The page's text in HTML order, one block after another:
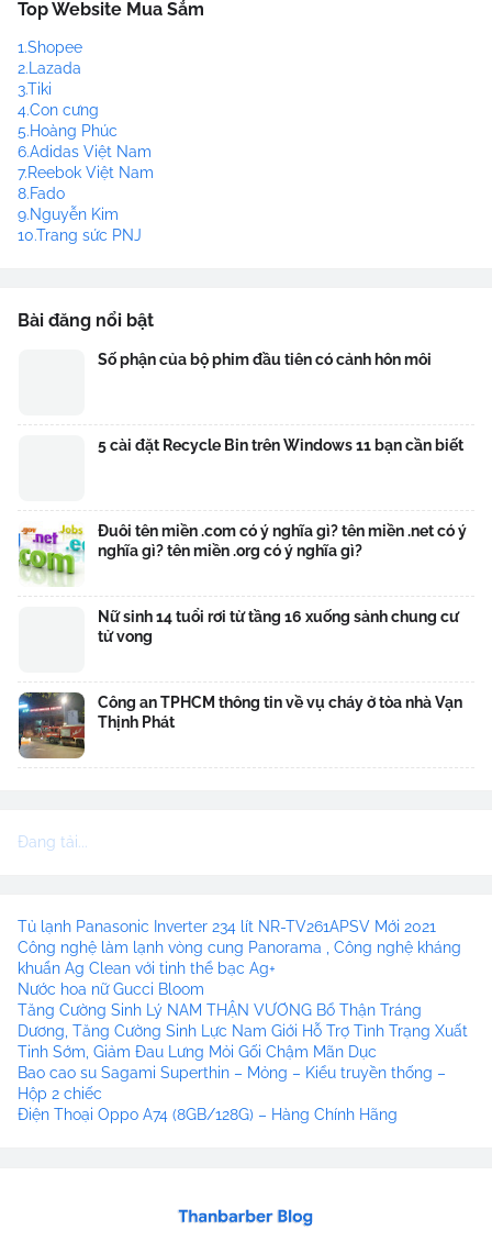
Top Website Mua Sắm
1.Shopee
2.Lazada
3.Tiki
4.Con cưng
5.Hoàng Phúc
6.Adidas Việt Nam
7.Reebok Việt Nam
8.Fado
9.Nguyễn Kim
10.Trang sức PNJ
Bài đăng nổi bật
Số phận của bộ phim đầu tiên có cảnh hôn môi
5 cài đặt Recycle Bin trên Windows 11 bạn cần biết
Đuôi tên miền .com có ý nghĩa gì? tên miền .net có ý
nghĩa gì? tên miền .org có ý nghĩa gì?
Nữ sinh 14 tuổi rơi từ tầng 16 xuống sảnh chung cư
tử vong
Công an TPHCM thông tin về vụ cháy ở tòa nhà Vạn
Thịnh Phát
Đang tải...
Tủ lạnh Panasonic Inverter 234 lít NR-TV261APSV Mới 2021
Công nghệ làm lạnh vòng cung Panorama , Công nghệ kháng
khuẩn Ag Clean với tinh thể bạc Ag+
Nước hoa nữ Gucci Bloom
Tăng Cường Sinh Lý NAM THẬN VƯƠNG Bổ Thận Tráng
Dương, Tăng Cường Sinh Lực Nam Giới Hỗ Trợ Tình Trạng Xuất
Tinh Sớm, Giảm Đau Lưng Mỏi Gối Chậm Mãn Dục
Bao cao su Sagami Superthin – Mỏng – Kiểu truyền thống –
Hộp 2 chiếc
Điện Thoại Oppo A74 (8GB/128G) – Hàng Chính Hãng